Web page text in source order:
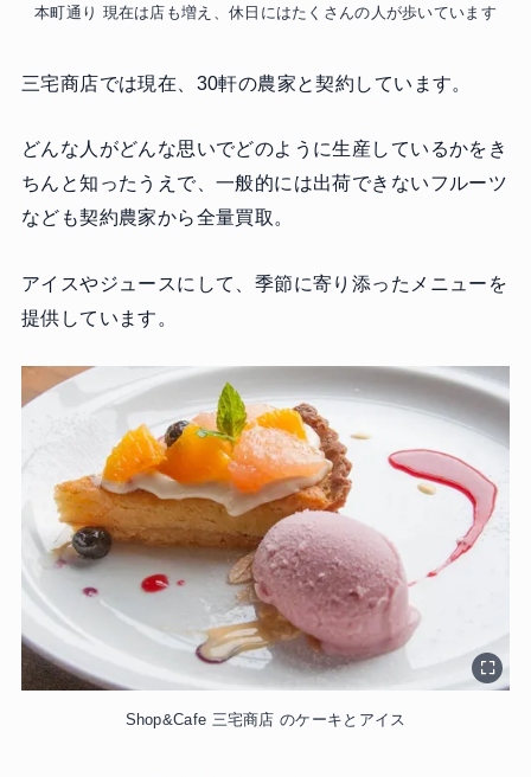
本町通り 現在は店も増え、休日にはたくさんの人が歩いています
三宅商店では現在、30軒の農家と契約しています。
どんな人がどんな思いでどのように生産しているかをき
ちんと知ったうえで、一般的には出荷できないフルーツ
なども契約農家から全量買取。
アイスやジュースにして、季節に寄り添ったメニューを
提供しています。
Shop&Cafe 三宅商店 のケーキとアイス